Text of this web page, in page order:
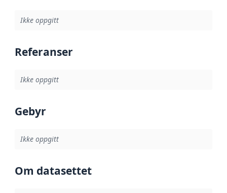
Ikke oppgitt
Referanser
Ikke oppgitt
Gebyr
Ikke oppgitt
Om datasettet